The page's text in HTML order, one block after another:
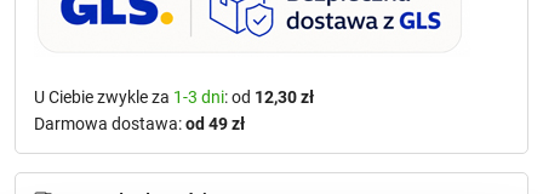
U Ciebie zwykle za 1-3 dni: od 12,30 zł
Darmowa dostawa:od 49 zł